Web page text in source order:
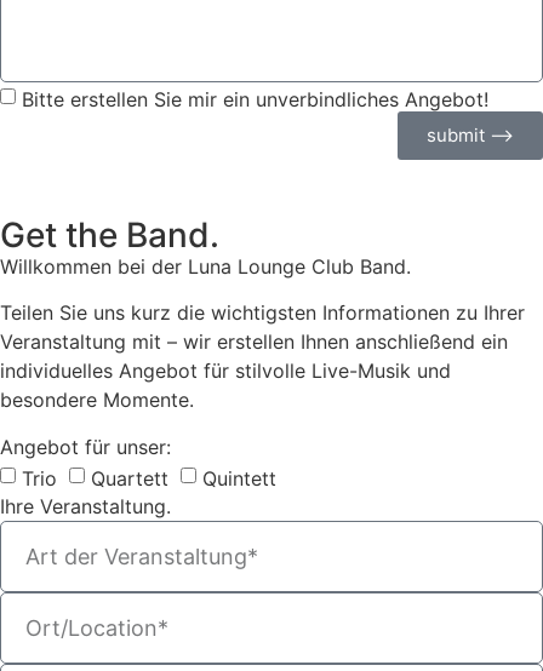
Bitte erstellen Sie mir ein unverbindliches Angebot!
submit ⟶
Get the Band.
Willkommen bei der Luna Lounge Club Band.
Teilen Sie uns kurz die wichtigsten Informationen zu Ihrer
Veranstaltung mit – wir erstellen Ihnen anschließend ein
individuelles Angebot für stilvolle Live-Musik und
besondere Momente.
Angebot für unser:
Trio
Quartett
Quintett
Ihre Veranstaltung.